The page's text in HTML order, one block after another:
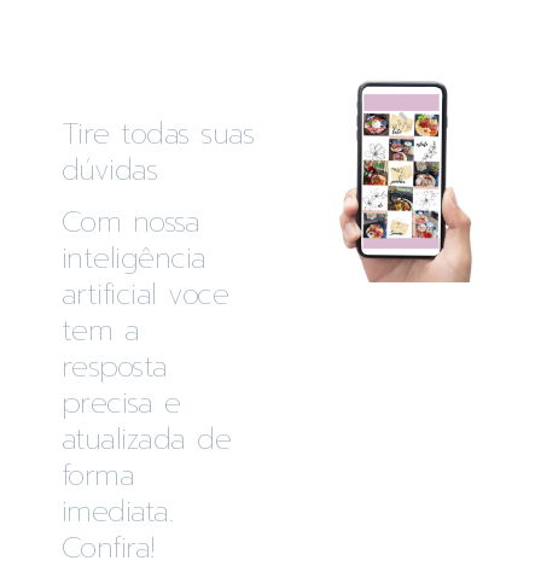
Tire todas suas
dúvidas
Com nossa
inteligência
artificial voce
tem a
resposta
precisa e
atualizada de
forma
imediata.
Confira!